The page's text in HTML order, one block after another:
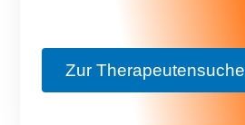
Zur Therapeutensuche